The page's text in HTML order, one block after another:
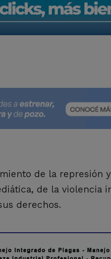
de la represión
de la
derechos.